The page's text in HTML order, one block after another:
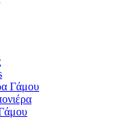
Γάμου